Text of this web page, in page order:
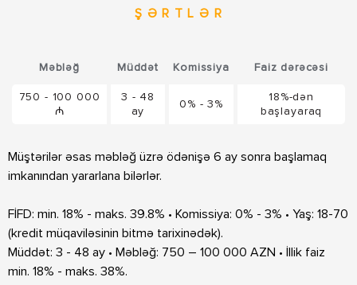
Ş Ə R T L Ə R
Məbləğ Müddət Komissiya Faiz dərəcəsi
750 - 100 000
₼
3 - 48
ay
0% - 3%
18%-dən
başlayaraq
Müştərilər əsas məbləğ üzrə ödənişə 6 ay sonra başlamaq
imkanından yararlana bilərlər.
FİFD: min. 18% - maks. 39.8% • Komissiya: 0% - 3% • Yaş: 18-70
(kredit müqaviləsinin bitmə tarixinədək).
Müddət: 3 - 48 ay • Məbləğ: 750 – 100 000 AZN • İllik faiz
min. 18% - maks. 38%.